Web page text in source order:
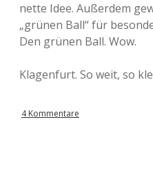
nette Idee. Außerdem
„grünen Ball“ für
Den grünen Ball. Wow.
Klagenfurt. So weit, so
4 Kommentare